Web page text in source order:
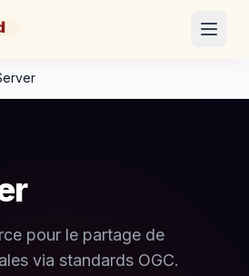
pour le partage de
via standards OGC.